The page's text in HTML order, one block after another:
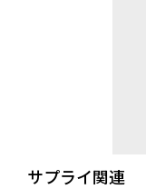
サプライ関連